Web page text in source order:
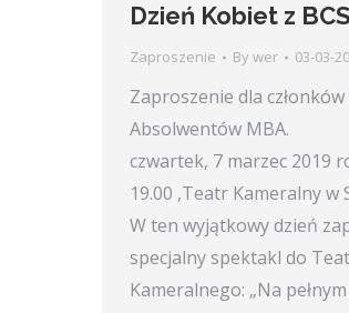
Dzień Kobiet z BCS
Zaproszenie By wer 03-03-
Zaproszenie dla
Absolwentów MBA.
czwartek, 7 marzec 2019
19.00 ,Teatr Kameralny w
W ten wyjątkowy dzień
specjalny spektakl do
Kameralnego: „Na